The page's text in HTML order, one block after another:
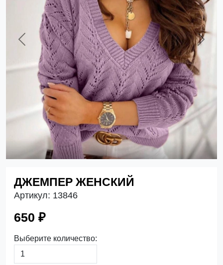
Previous Next
ДЖЕМПЕР ЖЕНСКИЙ
Артикул: 13846
650 ₽
Выберите количество: